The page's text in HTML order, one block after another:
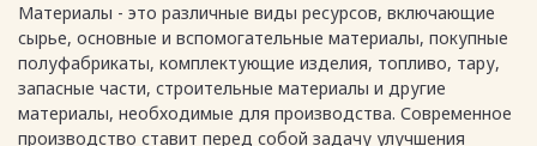
2.4 Отображение синтетического и аналитического учета в
отчетности
организации………………………………………………………………......18
2.5 Контроль правильности ведения синтетического и
аналитического
Материалы - это различные виды ресурсов, включающие
сырье, основные и вспомогательные материалы, покупные
полуфабрикаты, комплектующие изделия, топливо, тару,
запасные части, строительные материалы и другие
материалы, необходимые для производства. Современное
производство ставит перед собой задачу улучшения